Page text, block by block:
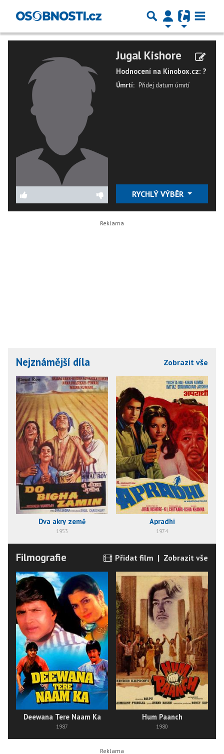
Jugal Kishore
Hodnocení na Kinobox.cz: ?
Úmrtí: Přidej datum úmrtí
RYCHLÝ VÝBĚR
Nejznámější díla Zobrazit vše
Dva akry země
1953
Apradhi
1974
Filmografie Přidat film | Zobrazit vše
Deewana Tere Naam Ka
1987
Hum Paanch
1980